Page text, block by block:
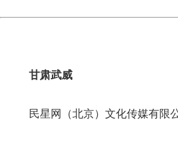
甘肃武威
民星网（北京）文化传媒有限